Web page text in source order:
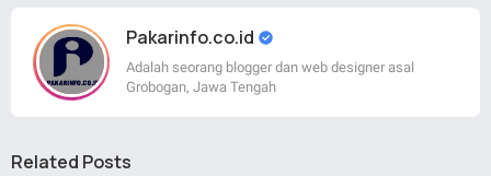
Pakarinfo.co.id
Adalah seorang blogger dan web designer asal
Grobogan, Jawa Tengah
Related Posts